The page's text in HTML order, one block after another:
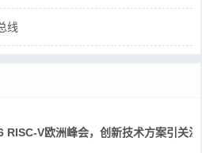
线
RISC-V欧洲峰会，创新技术方案引关注